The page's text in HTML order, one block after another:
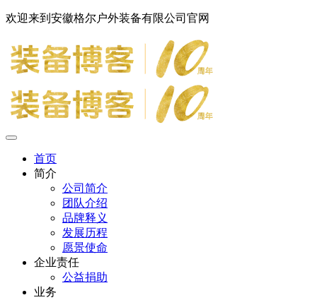
欢迎来到安徽格尔户外装备有限公司官网
首页
简介
公司简介
团队介绍
品牌释义
发展历程
愿景使命
企业责任
公益捐助
业务